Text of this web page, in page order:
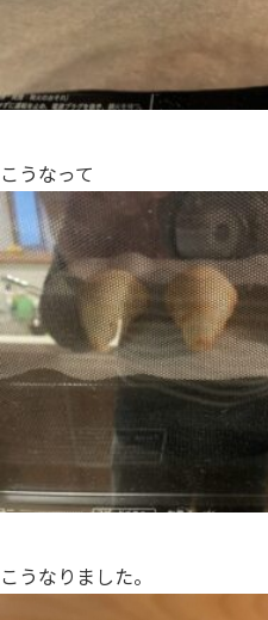
こうなって
こうなりました。